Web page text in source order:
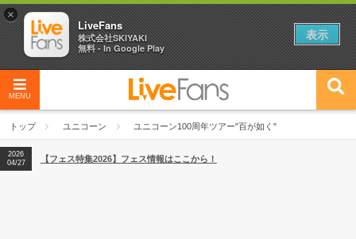
MENU
トップ ユニコーン ユニコーン100周年ツアー"百が如く"
2026
04/27
2026
【ライブ動員ランキング】2026年上半期編発表！
2026
04/27
【フェス特集2026】フェス情報はここから！
×
LiveFans
株式会社SKIYAKI
無料 - In Google Play
表示